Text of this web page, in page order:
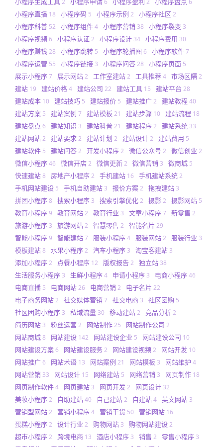
2 6 2 6
小程序直播 18 小程序码 5 小程序示例 2 小程序社区 2
小程序科普 52 小程序组件4 小程序营销 38 小程序裂变 3
小程序视频6 小程序认证2 小程序设计 34 小程序费用 30
小程序赚钱28 小程序跳转 5 小程序轮播图 6 小程序软件7
小程序运营 55 小程序链接 3 小程序问答28 小程序页面 5
展示小程序7 展示网站2 工作室建站2 工具推荐4 市场区隔2
建站 19 建站价格4 建站公司 22 建站工具 15 建站平台 28
建站成本 10 建站技巧 5 建站报价 5 建站推广2 建站教程40
建站方案 5 建站案例 7 建站模板 21 建站步骤 10 建站流程 18
建站盘点 6 建站知识 3 建站科普21 建站程序2 建站系统 33
建站网站2 建站要求2 建站计划 2 建站设计2 建站费用 5
建站软件 5 建站问答2 开发小程序2 微信公众号 2 微信创业 2
微信小程序46 微信开店2 微信更新2 微信营销 3 微商城 5
快速建站8 房地产小程序2 手机建站 16 手机建站系统2
手机网站建设 5 手机自助建站 3 报价方案2 拖拽建站 3
拼团小程序8 搜索小程序 3 搜索引擎优化2 摄影2 摄影网站 5
教育小程序9 教育网站2 教育行业 3 文章小程序7 新零售 2
旅游小程序 3 旅游网站2 智慧零售 2 智能名片 29
智能小程序9 智能建站7 服装小程序4 服装网站2 服装行业 3
模板建站8 水果小程序2 汽车小程序 3 淘宝客建站 3
添加小程序2 点餐小程序 12 版权报告2 独立站 38
生活服务小程序 3 生鲜小程序4 申请小程序 3 电商小程序46
电商直播 5 电商网站26 电商营销 2 电子名片 22
电子商务网站2 社交媒体营销 7 社交电商 3 社区团购 5
社区团购小程序 3 私域流量 30 移动建站2 竞品分析2
简历网站 3 粉丝运营2 网站制作25 网站制作公司 2
网站商城8 网站建设 142 网站建设企业 5 网站建设公司 10
网站建设方案6 网站建设服务2 网站建设视频2 网站开发 10
网站推广6 网站术语 13 网站案例 21 网站模板 3 网站维护 4
网站营销 33 网站设计 15 网络建站 5 网络营销 3 网页制作 18
网页制作软件4 网页建站 3 网页开发 2 网页设计 32
美妆小程序2 自助建站40 自己建站2 自建站4 英文网站 3
营销型网站2 营销小程序4 营销干货 50 营销网站 16
蛋糕小程序2 设计行业 2 购物网站 3 购物网站建设2
超市小程序2 跨境电商 13 酒店小程序 3 销售 2 零售小程序 3